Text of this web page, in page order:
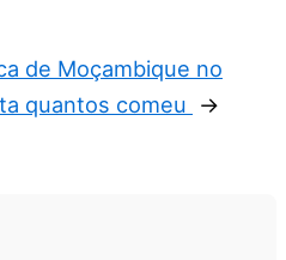
de Moçambique no
quantos comeu →